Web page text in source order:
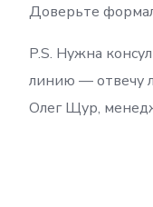
Доверьте
P.S. Нужна
линию — отвечу
Олег Щур,